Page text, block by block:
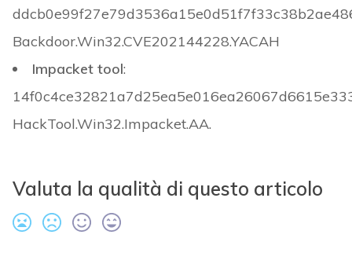
Backdoor.Win32.CVE202144228.YACAH
Impacket tool:
HackTool.Win32.Impacket.AA.
Valuta la qualità di questo articolo